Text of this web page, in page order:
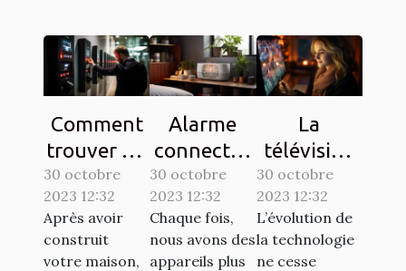
Comment
trouver un
interphone
d’une
bonne
qualité ?
30 octobre
2023 12:32
Après avoir
construit
votre maison,
Alarme
connectée
: comment
ça
marche ?
30 octobre
2023 12:32
Chaque fois,
nous avons des
appareils plus
La
télévision
sur une
tablette,
est-elle
possible ?
30 octobre
2023 12:32
L’évolution de
la technologie
ne cesse